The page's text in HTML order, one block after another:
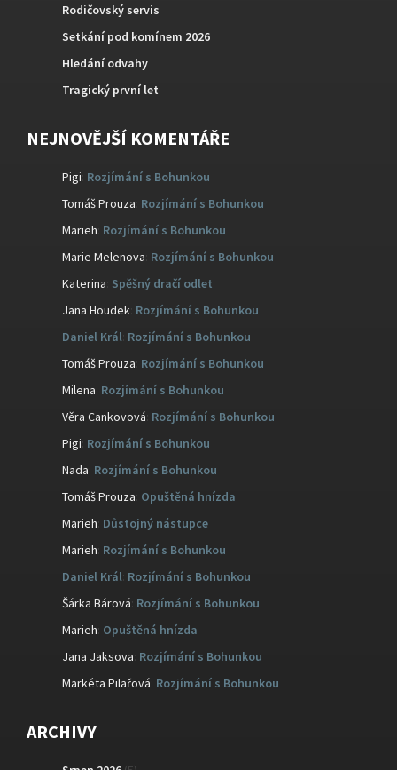
Rodičovský servis
Setkání pod komínem 2026
Hledání odvahy
Tragický první let
NEJNOVĚJŠÍ KOMENTÁŘE
Pigi Rozjímání s Bohunkou
Tomáš Prouza Rozjímání s Bohunkou
Marieh Rozjímání s Bohunkou
Marie Melenova Rozjímání s Bohunkou
Katerina Spěšný dračí odlet
Jana Houdek Rozjímání s Bohunkou
Daniel Král Rozjímání s Bohunkou
Tomáš Prouza Rozjímání s Bohunkou
Milena Rozjímání s Bohunkou
Věra Cankovová Rozjímání s Bohunkou
Pigi Rozjímání s Bohunkou
Nada Rozjímání s Bohunkou
Tomáš Prouza Opuštěná hnízda
Marieh Důstojný nástupce
Marieh Rozjímání s Bohunkou
Daniel Král Rozjímání s Bohunkou
Šárka Bárová Rozjímání s Bohunkou
Marieh Opuštěná hnízda
Jana Jaksova: Rozjímání s Bohunkou
Markéta Pilařová: Rozjímání s Bohunkou
ARCHIVY